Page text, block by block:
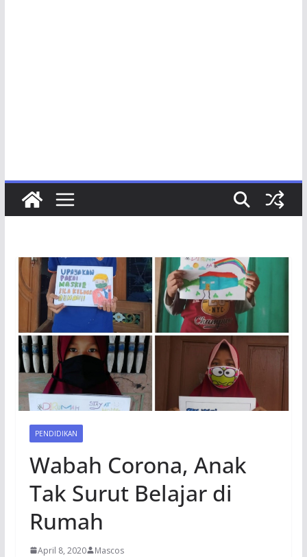
PENDIDIKAN
Wabah Corona, Anak
Tak Surut Belajar di
Rumah
April 8, 2020 Mascos